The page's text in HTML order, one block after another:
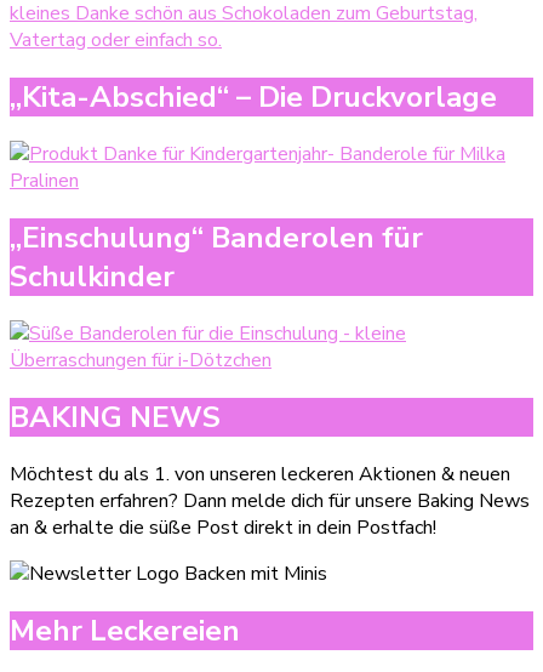
„Kita-Abschied“ – Die Druckvorlage
„Einschulung“ Banderolen für
Schulkinder
BAKING NEWS
Möchtest du als 1. von unseren leckeren Aktionen & neuen
Rezepten erfahren? Dann melde dich für unsere Baking News
an & erhalte die süße Post direkt in dein Postfach!
Mehr Leckereien